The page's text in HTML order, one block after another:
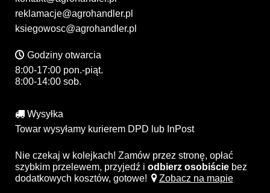
reklamacje@agrohandler.pl
ksiegowosc@agrohandler.pl
Godziny otwarcia
8:00-17:00 pon.-piąt.
8:00-14:00 sob.
Wysyłka
Towar wysyłamy kurierem DPD lub InPost
Nie czekaj w kolejkach! Zamów przez stronę, opłać
szybkim przelewem, przyjedź i odbierz osobiście bez
dodatkowych kosztów, gotowe!
Zobacz na mapie